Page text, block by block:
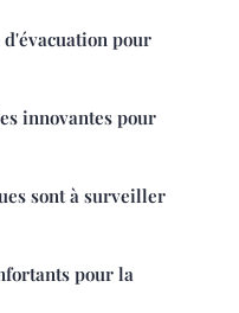
pour
innovantes pour
sont à surveiller
pour la